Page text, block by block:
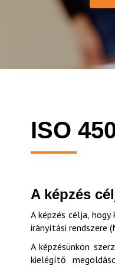
ISO
A képzés
A képzés célja,
irányítási rendszere
A képzésünkön
kielégítő